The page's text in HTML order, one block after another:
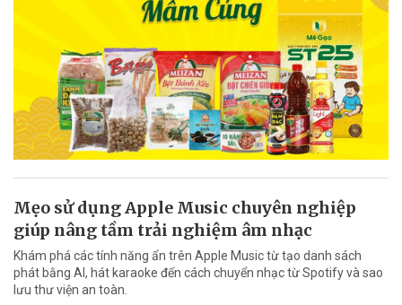
Mẹo sử dụng Apple Music chuyên nghiệp
giúp nâng tầm trải nghiệm âm nhạc
Khám phá các tính năng ẩn trên Apple Music từ tạo danh sách
phát bằng AI, hát karaoke đến cách chuyển nhạc từ Spotify và sao
lưu thư viện an toàn.